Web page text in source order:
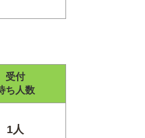
受付
ち人数
1人